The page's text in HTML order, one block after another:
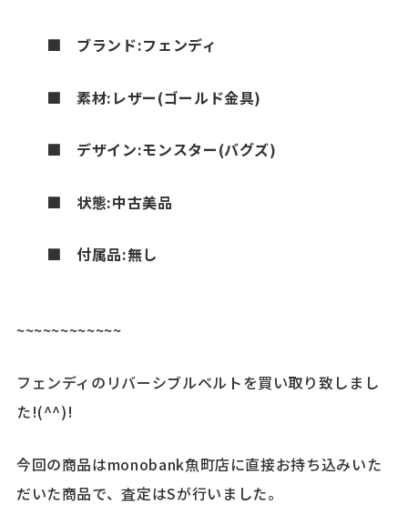
■ ブランド:フェンディ
■ 素材:レザー(ゴールド金具)
■ デザイン:モンスター(バグズ)
■ 状態:中古美品
■ 付属品:無し
~~~~~~~~~~~~
フェンディのリバーシブルベルトを買い取り致しまし
た!(^^)!
今回の商品はmonobank魚町店に直接お持ち込みいた
だいた商品で、査定はSが行いました。